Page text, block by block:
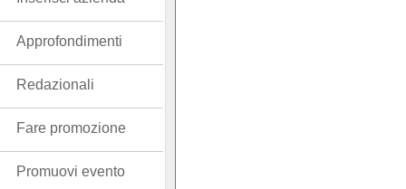
Approfondimenti
Redazionali
Fare promozione
Promuovi evento